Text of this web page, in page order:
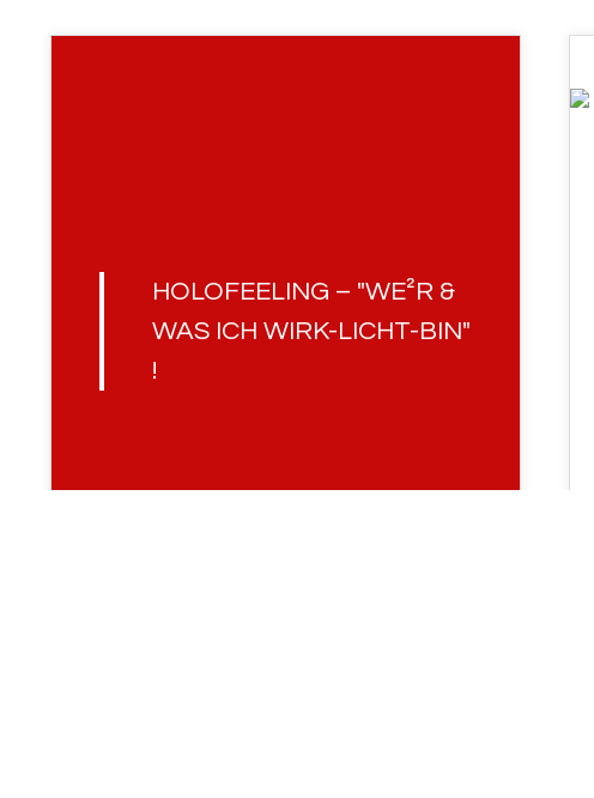
HOLOFEELING – "WE²R &
WAS ICH WIRK-LICHT-BIN"
!